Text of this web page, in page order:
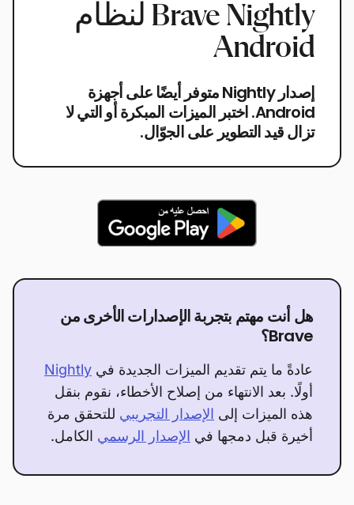
Brave Nightly لنظام
Android
إصدار Nightly متوفر أيضًا على أجهزة
Android. اختبر الميزات المبكرة أو التي لا
تزال قيد التطوير على الجوّال.
هل أنت مهتم بتجربة الإصدارات الأخرى من
Brave؟
عادةً ما يتم تقديم الميزات الجديدة في Nightly
أولًا. بعد الانتهاء من إصلاح الأخطاء، نقوم بنقل
هذه الميزات إلى الإصدار التجريبيللتحقق مرة
أخيرة قبل دمجها في الإصدار الرسميالكامل.